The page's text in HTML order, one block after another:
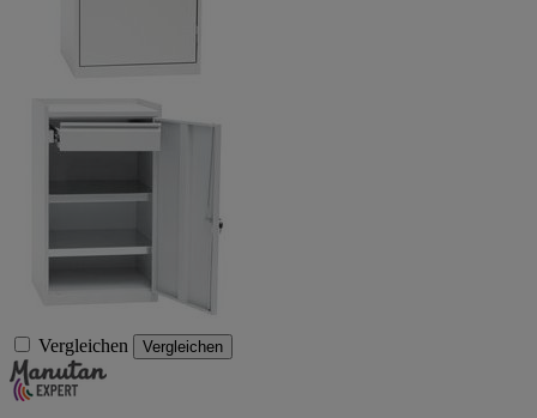
Vergleichen Vergleichen